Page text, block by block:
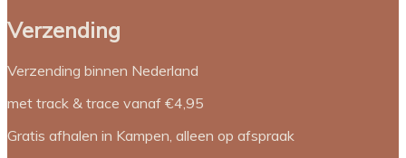
Verzending
Verzending binnen Nederland
met track & trace vanaf €4,95
Gratis afhalen in Kampen, alleen op afspraak